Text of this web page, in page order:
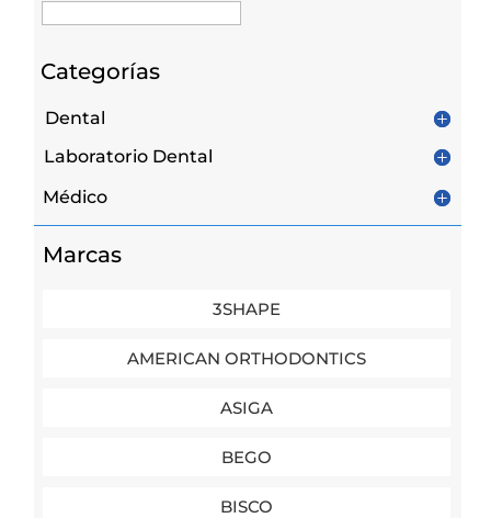
Categorías
Dental
Laboratorio Dental
Médico
Marcas
3SHAPE
AMERICAN ORTHODONTICS
ASIGA
BEGO
BISCO